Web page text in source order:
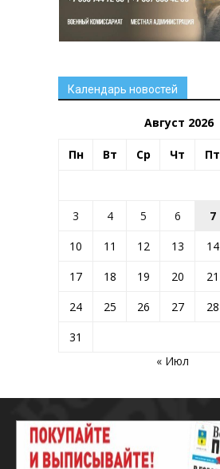
Календарь новостей
Август 2026
Пн Вт Ср Чт Пт
3
4 5 6 7
10
11 12 13 14
17
18 19 20 21
24
25 26 27 28
31
« Июл